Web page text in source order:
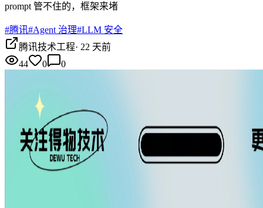
prompt 管不住的，框架来堵
#腾讯#Agent 治理#LLM 安全
腾讯技术工程· 22 天前
44
0 0